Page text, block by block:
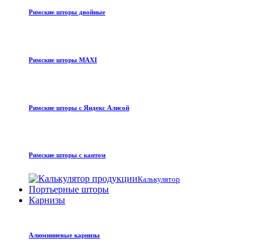
Римские шторы двойные
Римские шторы MAXI
Римские шторы с Яндекс Алисой
Римские шторы с кантом
Калькулятор
Портьерные шторы
Карнизы
Алюминиевые карнизы